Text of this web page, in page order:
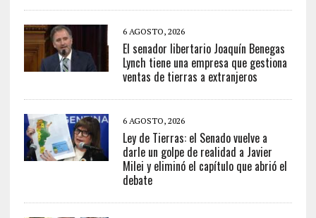
6 AGOSTO, 2026
El senador libertario Joaquín Benegas
Lynch tiene una empresa que gestiona
ventas de tierras a extranjeros
6 AGOSTO, 2026
Ley de Tierras: el Senado vuelve a
darle un golpe de realidad a Javier
Milei y eliminó el capítulo que abrió el
debate